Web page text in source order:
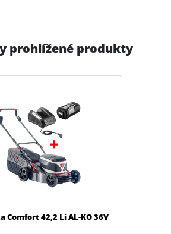
prohlížené produkty
Comfort 42,2 Li AL-KO 36V